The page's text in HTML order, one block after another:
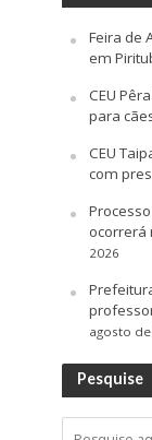
Feira de
em
CEU
para
CEU
com
ocorrerá
2026
agosto
Pesquise